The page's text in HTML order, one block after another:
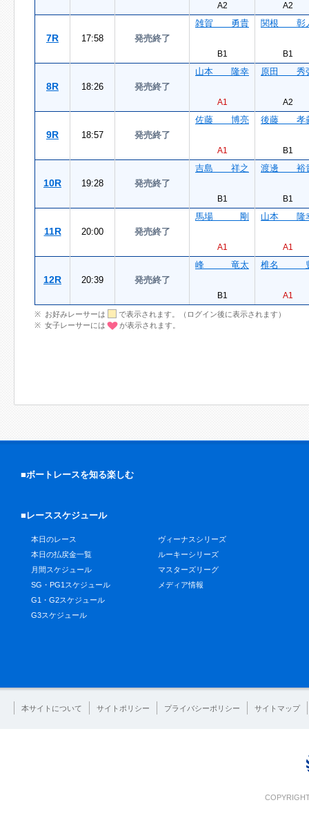
A2 A2
7R 17:58 発売終了
雑賀 勇貴
B1
関根 彰
B1
8R 18:26 発売終了
山本 隆幸
A1
原田 秀
A2
9R 18:57 発売終了
佐藤 博亮
A1
後藤 孝
B1
10R 19:28 発売終了
吉島 祥之
B1
渡邊 裕
B1
11R 20:00 発売終了
馬場 剛
A1
山本 隆
A1
12R 20:39 発売終了
峰 竜太
B1
椎名
A1
お好みレーサーは
で表示されます。（ログイン後に表示されます）
女子レーサーには
が表示されます。
■ボートレースを知る楽しむ
■レーススケジュール
本日のレース
本日の払戻金一覧
月間スケジュール
SG・PG1スケジュール
G1・G2スケジュール
G3スケジュール
ヴィーナスシリーズ
ルーキーシリーズ
マスターズリーグ
メディア情報
本サイトについて サイトポリシー プライバシーポリシー サイトマップ